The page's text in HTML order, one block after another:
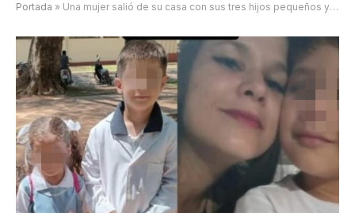
Portada » Una mujer salió de su casa con sus tres hijos pequeños y no regresó